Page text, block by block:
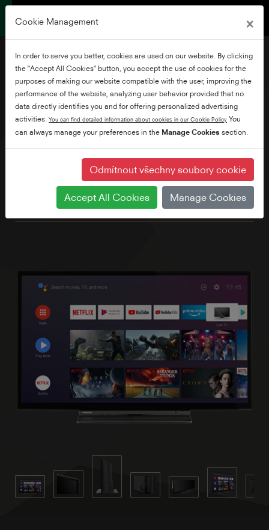
24" HD Ready Android TV
Prozkoumejte tisíce filmů, pořadů, her a získejte odpovědi na
své otázky na velké obrazovce pomocí Android TV a Google
Voice Assistant. Navíc s integrovaným Chromecastem
můžete jednoduše odesílat filmy, pořady a fotografie ze
všech zařízení vaší rodiny. Standardně jsme také zabudovali
Cookie Management ×
In order to serve you better, cookies are used on our website. By clicking
the "Accept All Cookies" button, you accept the use of cookies for the
purposes of making our website compatible with the user, improving the
performance of the website, analyzing user behavior provided that no
data directly identifies you and for offering personalized advertising
activities. You can find detailed information about cookies in our Cookie Policy You
can always manage your preferences in the Manage Cookies section.
Odmítnout všechny soubory cookie
Accept All Cookies Manage Cookies